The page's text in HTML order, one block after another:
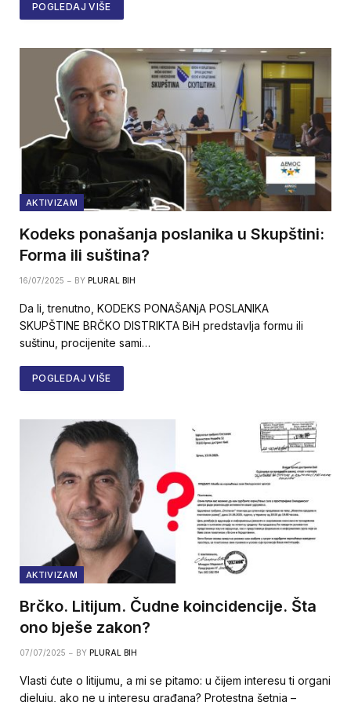
POGLEDAJ VIŠE
AKTIVIZAM
Kodeks ponašanja poslanika u Skupštini:
Forma ili suština?
16/07/2025 BY PLURAL BIH
Da li, trenutno, KODEKS PONAŠANjA POSLANIKA
SKUPŠTINE BRČKO DISTRIKTA BiH predstavlja formu ili
suštinu, procijenite sami…
POGLEDAJ VIŠE
AKTIVIZAM
Brčko. Litijum. Čudne koincidencije. Šta
ono bješe zakon?
07/07/2025 BY PLURAL BIH
Vlasti ćute o litijumu, a mi se pitamo: u čijem interesu ti organi
d‌jeluju, ako ne u interesu građana? Protestna šetnja –